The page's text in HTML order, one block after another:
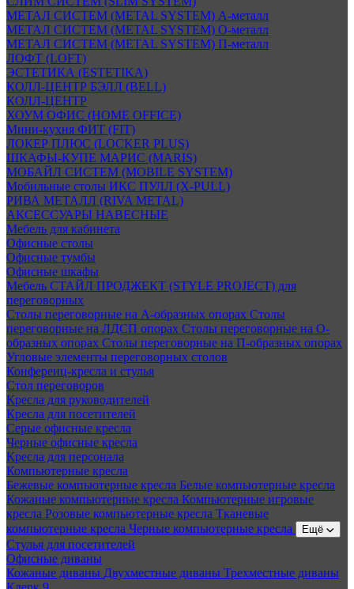
МЕТАЛ СИСТЕМ (METAL SYSTEM) А-металл
МЕТАЛ СИСТЕМ (METAL SYSTEM) О-металл
МЕТАЛ СИСТЕМ (METAL SYSTEM) П-металл
ЛОФТ (LOFT)
ЭСТЕТИКА (ESTETIKA)
КОЛЛ-ЦЕНТР БЭЛЛ (BELL)
КОЛЛ-ЦЕНТР
ХОУМ ОФИС (HOME OFFICE)
Мини-кухня ФИТ (FIT)
ЛОКЕР ПЛЮС (LOCKER PLUS)
ШКАФЫ-КУПЕ МАРИС (MARIS)
МОБАЙЛ СИСТЕМ (MOBILE SYSTEM)
Мобильные столы ИКС ПУЛЛ (X-PULL)
РИВА МЕТАЛЛ (RIVA METAL)
АКСЕССУАРЫ НАВЕСНЫЕ
Мебель для кабинета
Офисные столы
Офисные тумбы
Офисные шкафы
Мебель СТАЙЛ ПРОДЖЕКТ (STYLE PROJECT) для
переговорных
Столы переговорные на А-образных опорах Столы
переговорные на ЛДСП опорах Столы переговорные на О-
образных опорах Столы переговорные на П-образных опорах
Угловые элементы переговорных столов
Конференц-кресла и стулья
Стол переговоров
Кресла для руководителей
Кресла для посетителей
Серые офисные кресла
Черные офисные кресла
Кресла для персонала
Компьютерные кресла
Бежевые компьютерные кресла Белые компьютерные кресла
Кожаные компьютерные кресла Компьютерные игровые
кресла Розовые компьютерные кресла Тканевые
компьютерные кресла Черные компьютерные кресла Ещё
Стулья для посетителей
Офисные диваны
Кожаные диваны Двухместные диваны Трехместные диваны